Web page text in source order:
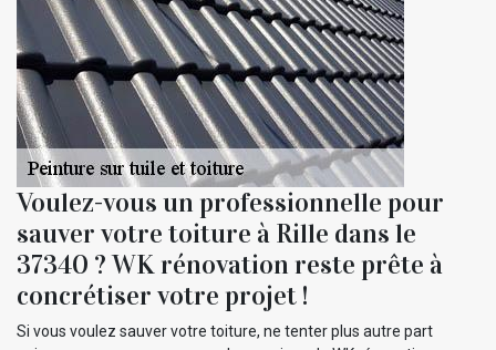
Voulez-vous un professionnelle pour
sauver votre toiture à Rille dans le
37340 ? WK rénovation reste prête à
concrétiser votre projet !
Si vous voulez sauver votre toiture, ne tenter plus autre part